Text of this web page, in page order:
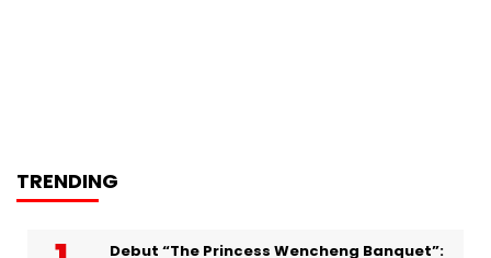
TRENDING
Debut “The Princess Wencheng Banquet”: